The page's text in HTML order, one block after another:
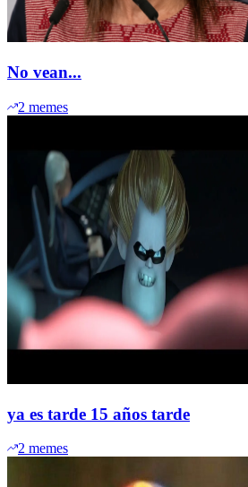
No vean...
2 memes
ya es tarde 15 años tarde
2 memes